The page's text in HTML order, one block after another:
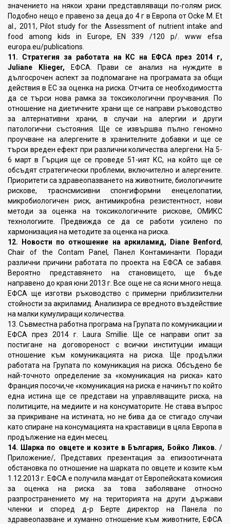
значението на някои храни представляващи по-голям риск.
Подобно нещо е правено за деца до 4 г в Европа от Ocke M. Et
al., 2011, Pilot study for the Assessment of nutrient intake and
food among kids in Europe, ЕN 339 /120 р/. www efsa
europa.eu/publications.
11. Стратегия за работата на КС на ЕФСА през 2014 г,
Juliane Klieger, ЕФСА. Прави се анализ на нуждите в
дългосрочен аспект за подпомагане на програмата за общи
действия в ЕС за оценка на риска. Отчита се необходимостта
да се търси нова рамка за токсикологични проучвания. По
отношение на диетичните храни ще се направи ръководство
за алтернативни храни, в случаи на алергии и други
патологични състояния. Ще се извършва пълно геномно
проучване на алергените в хранителните добавки и ще се
търси вреден ефект при различни количества алергени. На 5-
6 март в Гърция ще се проведе 51-ият КС, на който ще се
обсъдят стратегически проблеми, включително и алергените.
Приоритети са здравеопазването на животните, биологичните
рискове, траснсмисивни спонгиформни енецелопатии,
микробиологичен риск, антимикробна резистентност, нови
методи за оценка на токсикологичните рискове, ОМИКС
технологиите. Предвижда се да се работи усилено по
хармонизация на методите за оценка на риска.
12. Новости по отношение на аркиламид, Diane Benford,
Chair of the Contam Panel, Панел Контаминанти. Поради
различни причини работата по проекта на ЕФСА се забавя.
Вероятно представянето на становището, ще бъде
направено до края юни 2013 г. Все още не са ясни много неща.
ЕФСА ще изготви ръководство с примерни приблизителни
стойности за акриламид. Анализира се вредното въздействие
на малки кумулиращи количества.
13. Съвместна работна програма на Групата по комуникации и
ЕФСА през 2014 г. Laura Smillie. Ще се направи опит за
постигане на договореност с всички институции имащи
отношение към комуникацията на риска. Ще продължи
работата на Групата по комуникация на риска. Обсъдено бе
най-точното определение за «комуникация на риска» като
Франция посочи,че «комуникация на риска е начинът по който
една истина ще се представи на управляващите риска, на
политиците, на медиите и на консуматорите. Не става въпрос
за прикриване на истината, но не бива да се стигадо случаи
като спиране на консумацията на краставици в цяла Европа в
продължение на един месец.
14. Шарка по овцете и козите в България, Бойко Ликов. /
Приложение/, Представих презентация за епизоотичната
обстановка по отношение на шарката по овцете и козите към
1.12.2013 г. ЕФСА е получила мандат от Европейската комисия
за оценка на риска за това заболяване относно
разпространението му на територията на други държави
членки и според д-р Берте директор на Панела по
здравеопазване и хуманно отношение към животните, ЕФСА